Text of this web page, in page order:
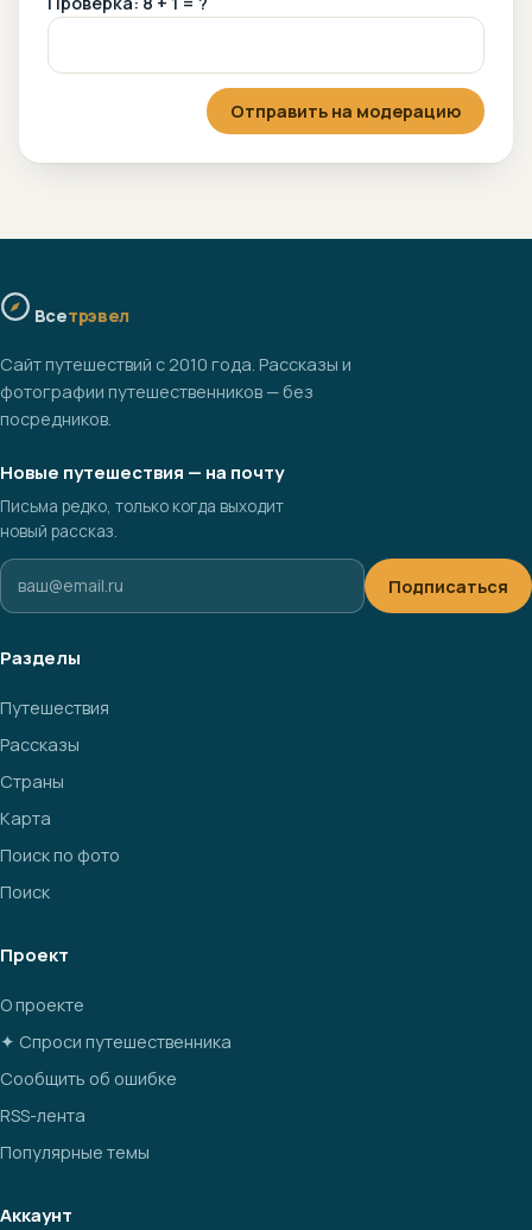
Отправить на модерацию
Всетрэвел
Сайт путешествий с 2010 года. Рассказы и
фотографии путешественников — без
посредников.
Новые путешествия — на почту
Письма редко, только когда выходит
новый рассказ.
Подписаться
Разделы
Путешествия
Рассказы
Страны
Карта
Поиск по фото
Поиск
Проект
О проекте
✦ Спроси путешественника
Сообщить об ошибке
RSS-лента
Популярные темы
Аккаунт